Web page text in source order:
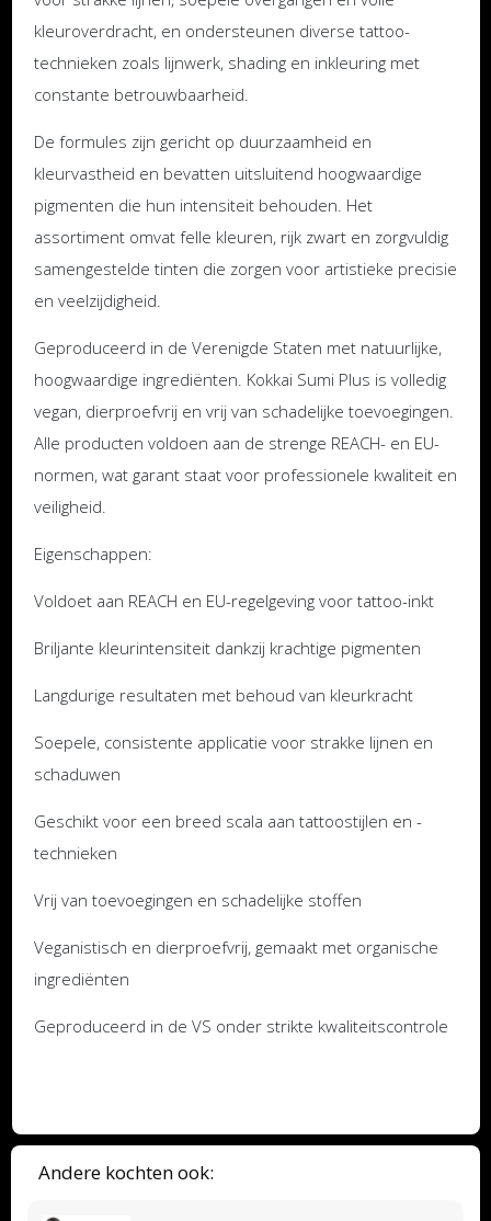
Andere kochten ook:
kleuroverdracht, en ondersteunen diverse tattoo-
technieken zoals lijnwerk, shading en inkleuring met
constante betrouwbaarheid.
De formules zijn gericht op duurzaamheid en
kleurvastheid en bevatten uitsluitend hoogwaardige
pigmenten die hun intensiteit behouden. Het
assortiment omvat felle kleuren, rijk zwart en zorgvuldig
samengestelde tinten die zorgen voor artistieke precisie
en veelzijdigheid.
Geproduceerd in de Verenigde Staten met natuurlijke,
hoogwaardige ingrediënten. Kokkai Sumi Plus is volledig
vegan, dierproefvrij en vrij van schadelijke toevoegingen.
Alle producten voldoen aan de strenge REACH- en EU-
normen, wat garant staat voor professionele kwaliteit en
veiligheid.
Eigenschappen:
Voldoet aan REACH en EU-regelgeving voor tattoo-inkt
Briljante kleurintensiteit dankzij krachtige pigmenten
Langdurige resultaten met behoud van kleurkracht
Soepele, consistente applicatie voor strakke lijnen en
schaduwen
Geschikt voor een breed scala aan tattoostijlen en -
technieken
Vrij van toevoegingen en schadelijke stoffen
Veganistisch en dierproefvrij, gemaakt met organische
ingrediënten
Geproduceerd in de VS onder strikte kwaliteitscontrole